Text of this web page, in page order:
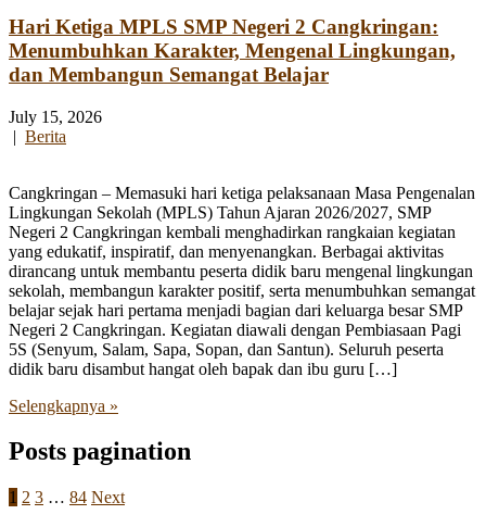
Hari Ketiga MPLS SMP Negeri 2 Cangkringan:
Menumbuhkan Karakter, Mengenal Lingkungan,
dan Membangun Semangat Belajar
July 15, 2026
| Berita
Cangkringan – Memasuki hari ketiga pelaksanaan Masa Pengenalan
Lingkungan Sekolah (MPLS) Tahun Ajaran 2026/2027, SMP
Negeri 2 Cangkringan kembali menghadirkan rangkaian kegiatan
yang edukatif, inspiratif, dan menyenangkan. Berbagai aktivitas
dirancang untuk membantu peserta didik baru mengenal lingkungan
sekolah, membangun karakter positif, serta menumbuhkan semangat
belajar sejak hari pertama menjadi bagian dari keluarga besar SMP
Negeri 2 Cangkringan. Kegiatan diawali dengan Pembiasaan Pagi
5S (Senyum, Salam, Sapa, Sopan, dan Santun). Seluruh peserta
didik baru disambut hangat oleh bapak dan ibu guru […]
Selengkapnya »
Posts pagination
1 2 3 … 84 Next